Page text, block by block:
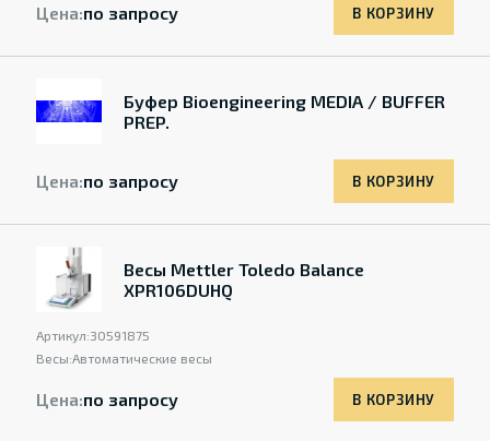
Цена:по запросу В КОРЗИНУ
Буфер Bioengineering MEDIA / BUFFER
PREP.
Цена:по запросу В КОРЗИНУ
Весы Mettler Toledo Balance
XPR106DUHQ
Артикул:30591875
Весы:Автоматические весы
Цена:по запросу В КОРЗИНУ